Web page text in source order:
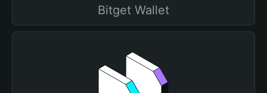
Bitget Wallet